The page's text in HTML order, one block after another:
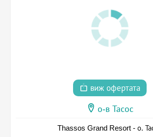
виж офертата
о-в Тасос
Thassos Grand Resort - о.